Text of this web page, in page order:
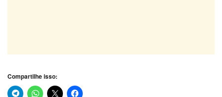
Compartilhe isso: